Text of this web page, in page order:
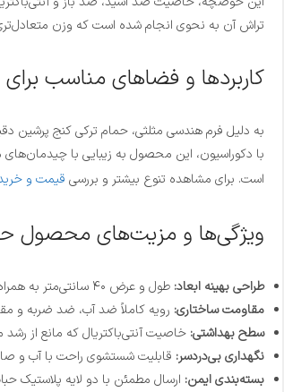
تراش آن به نحوی انجام شده است که وزن
کاربردها و فضاهای مناسب
به دلیل فرم هندسی مثلثی، حمام ترکی کنج پرشین
با دکوراسیون، این محصول به زیبایی با
است. برای مشاهده تنوع بیشتر و بررسی قیمت و
ویژگی‌ها و مزیت‌های محصول
طراحی بهینه ابعاد: طول و عرض ۴۰ سانتی‌متر به همراه ارتفاع ۲۵ سانتی‌متر که به راحتی در کنج دیوار نصب می‌شود.
مقاومت ساختاری: رویه کاملاً ضد آب، ضد ضربه و
سطح بهداشتی: خاصیت آنتی‌باکتریال که مانع از
نگهداری بی‌دردسر: قابلیت شستشوی راحت با آب و
بسته‌بندی ایمن: ارسال مطمئن با دو لایه پلاستیک